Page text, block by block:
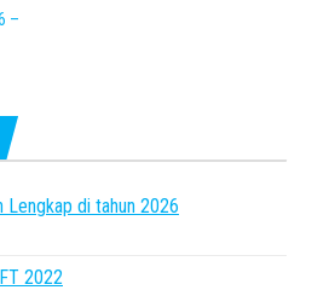
–
Lengkap di tahun 2026
2022